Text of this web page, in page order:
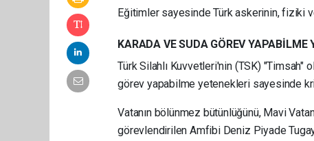
Eğitimler sayesinde Türk askerinin, fiziki
KARADA VE SUDA GÖREV YAPABİLME
Türk Silahlı Kuvvetleri'nin (TSK) "Timsah"
görev yapabilme yetenekleri sayesinde
Vatanın bölünmez bütünlüğünü, Mavi
görevlendirilen Amfibi Deniz Piyade